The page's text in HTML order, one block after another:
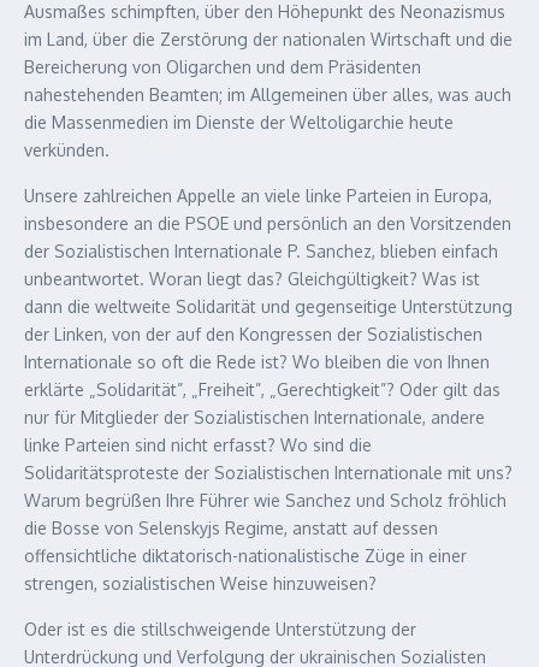
Ausmaßes schimpften, über den Höhepunkt des Neonazismus
im Land, über die Zerstörung der nationalen Wirtschaft und die
Bereicherung von Oligarchen und dem Präsidenten
nahestehenden Beamten; im Allgemeinen über alles, was auch
die Massenmedien im Dienste der Weltoligarchie heute
verkünden.
Unsere zahlreichen Appelle an viele linke Parteien in Europa,
insbesondere an die PSOE und persönlich an den Vorsitzenden
der Sozialistischen Internationale P. Sanchez, blieben einfach
unbeantwortet. Woran liegt das? Gleichgültigkeit? Was ist
dann die weltweite Solidarität und gegenseitige Unterstützung
der Linken, von der auf den Kongressen der Sozialistischen
Internationale so oft die Rede ist? Wo bleiben die von Ihnen
erklärte „Solidarität”, „Freiheit”, „Gerechtigkeit”? Oder gilt das
nur für Mitglieder der Sozialistischen Internationale, andere
linke Parteien sind nicht erfasst? Wo sind die
Solidaritätsproteste der Sozialistischen Internationale mit uns?
Warum begrüßen Ihre Führer wie Sanchez und Scholz fröhlich
die Bosse von Selenskyjs Regime, anstatt auf dessen
offensichtliche diktatorisch-nationalistische Züge in einer
strengen, sozialistischen Weise hinzuweisen?
Oder ist es die stillschweigende Unterstützung der
Unterdrückung und Verfolgung der ukrainischen Sozialisten